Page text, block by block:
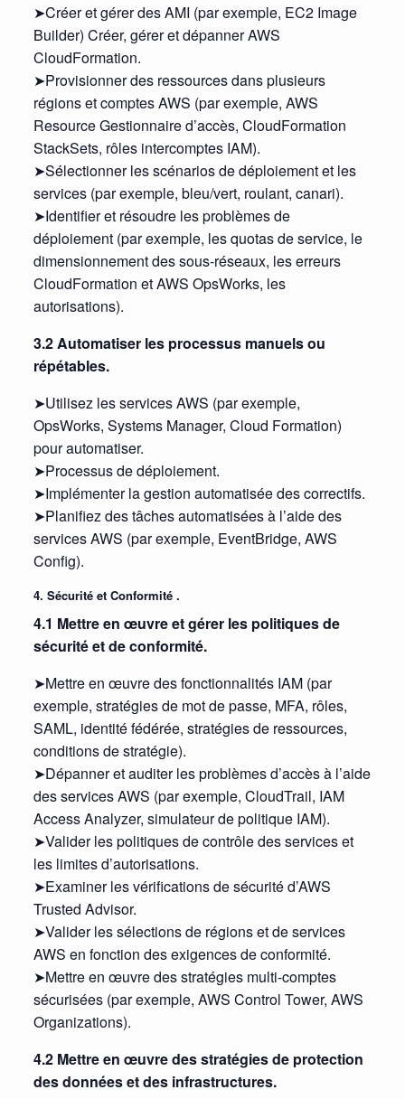
➤Créer et gérer des AMI (par exemple, EC2 Image
Builder) Créer, gérer et dépanner AWS
CloudFormation.
➤Provisionner des ressources dans plusieurs
régions et comptes AWS (par exemple, AWS
Resource Gestionnaire d’accès, CloudFormation
StackSets, rôles intercomptes IAM).
➤Sélectionner les scénarios de déploiement et les
services (par exemple, bleu/vert, roulant, canari).
➤Identifier et résoudre les problèmes de
déploiement (par exemple, les quotas de service, le
dimensionnement des sous-réseaux, les erreurs
CloudFormation et AWS OpsWorks, les
autorisations).
3.2 Automatiser les processus manuels ou
répétables.
➤Utilisez les services AWS (par exemple,
OpsWorks, Systems Manager, Cloud Formation)
pour automatiser.
➤Processus de déploiement.
➤Implémenter la gestion automatisée des correctifs.
➤Planifiez des tâches automatisées à l’aide des
services AWS (par exemple, EventBridge, AWS
Config).
4. Sécurité et Conformité .
4.1 Mettre en œuvre et gérer les politiques de
sécurité et de conformité.
➤Mettre en œuvre des fonctionnalités IAM (par
exemple, stratégies de mot de passe, MFA, rôles,
SAML, identité fédérée, stratégies de ressources,
conditions de stratégie).
➤Dépanner et auditer les problèmes d’accès à l’aide
des services AWS (par exemple, CloudTrail, IAM
Access Analyzer, simulateur de politique IAM).
➤Valider les politiques de contrôle des services et
les limites d’autorisations.
➤Examiner les vérifications de sécurité d’AWS
Trusted Advisor.
➤Valider les sélections de régions et de services
AWS en fonction des exigences de conformité.
➤Mettre en œuvre des stratégies multi-comptes
sécurisées (par exemple, AWS Control Tower, AWS
Organizations).
4.2 Mettre en œuvre des stratégies de protection
des données et des infrastructures.